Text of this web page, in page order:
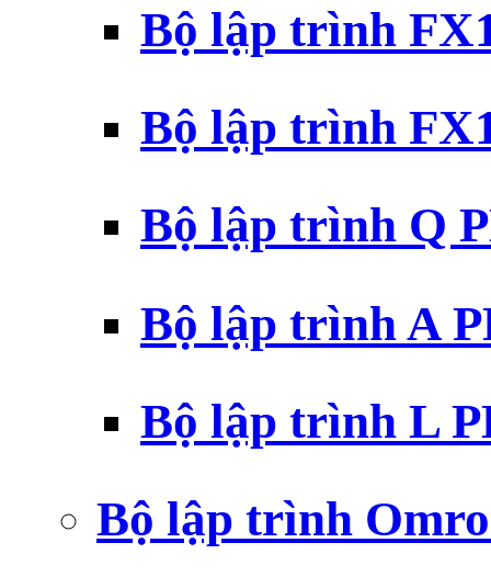
Bộ lập trình
Bộ lập trình
Bộ lập trình Q
Bộ lập trình A
Bộ lập trình L
Bộ lập trình